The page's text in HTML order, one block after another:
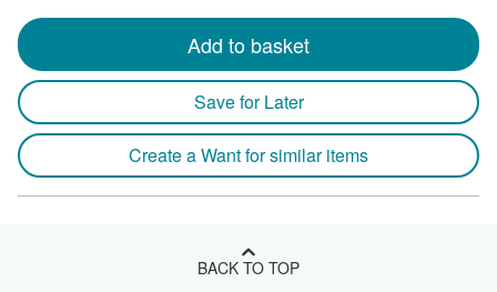
Add to basket
Save for Later
Create a Want for similar items
BACK TO TOP